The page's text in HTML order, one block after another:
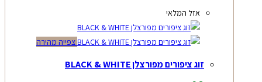
אזל המלאי
צפייה מהירה
זוג ציפורים מפורצלן BLACK & WHITE